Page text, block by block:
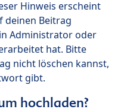
Hinweis erscheint
deinen Beitrag
Administrator oder
hat. Bitte
nicht löschen kannst,
gibt.
hochladen?